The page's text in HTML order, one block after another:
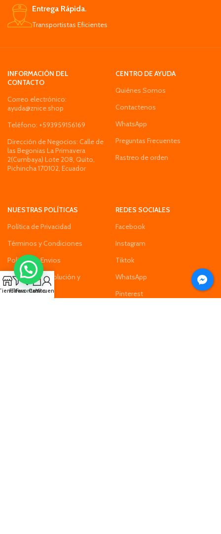
Entrega Rápida.
Transportistas Eficientes
INFORMACIÓN DEL
CONTACTO
Correo electrónico:
ayuda@znice.shop
Teléfono: +593959156169
Dirección de Negocios: Calle de
las Begonias La Primavera
2(Cumbaya) Lote 208, Quito,
Pichincha 170102, Ecuador
CENTRO DE AYUDA
Quiénes Somos
Contactenos
WhatsApp
Preguntas Frecuentes
Rastreo de orden
NUESTRAS POLÍTICAS
Política de Privacidad
Términos y Condiciones
Politica de Envios
Política de Devolución y
Reembolso
REDES SOCIALES
Facebook
Instagram
Tiktok
WhatsApp
Pinterest
Filters
Favoritos
Carrito
Mi cuenta